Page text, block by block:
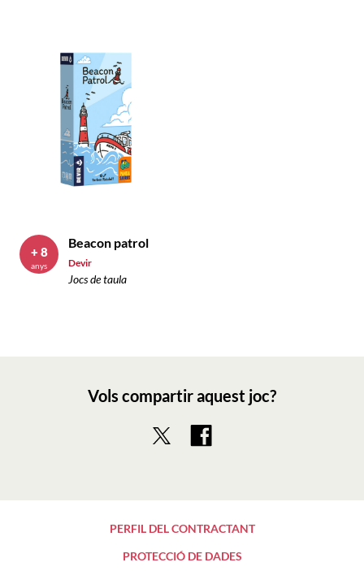
Beacon patrol
Devir
Jocs de taula
+ 8
anys
Vols compartir aquest joc?
PERFIL DEL CONTRACTANT
PROTECCIÓ DE DADES